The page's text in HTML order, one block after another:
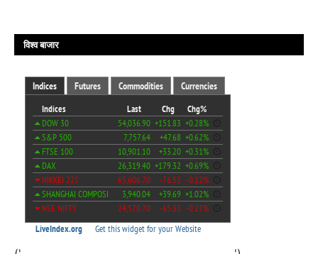
विश्व बाजार